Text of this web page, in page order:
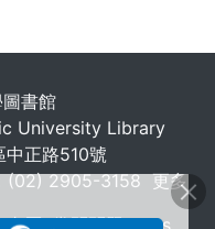
書館
University Library
正路510號
(02) 2905-3158更多
事曆 常問問題 FAQs